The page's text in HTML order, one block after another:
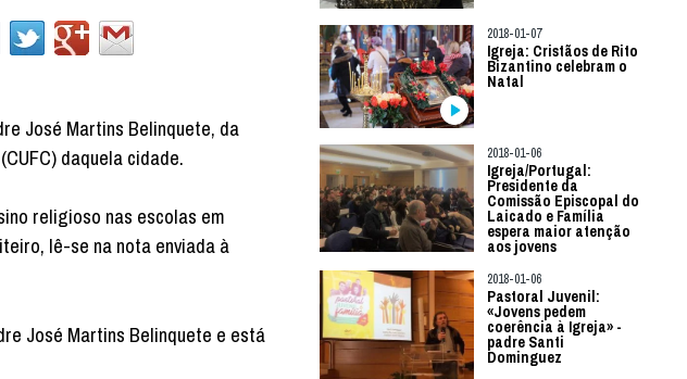
José Martins Belinquete, da
daquela cidade.
religioso nas escolas em
lê-se na nota enviada à
José Martins Belinquete e está
2018-01-07
Igreja: Cristãos de Rito
Bizantino celebram o
Natal
2018-01-06
Igreja/Portugal:
Presidente da
Comissão Episcopal do
Laicado e Família
espera maior atenção
aos jovens
2018-01-06
Pastoral Juvenil:
«Jovens pedem
coerência à Igreja» -
padre Santi
Dominguez